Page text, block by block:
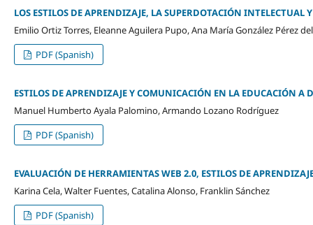
LOS ESTILOS DE APRENDIZAJE, LA SUPERDOTACIÓN INTELECTUAL
Emilio Ortiz Torres, Eleanne Aguilera Pupo, Ana María González Pérez
PDF (Spanish)
ESTILOS DE APRENDIZAJE Y COMUNICACIÓN EN LA EDUCACIÓN A
Manuel Humberto Ayala Palomino, Armando Lozano Rodríguez
PDF (Spanish)
EVALUACIÓN DE HERRAMIENTAS WEB 2.0, ESTILOS DE
Karina Cela, Walter Fuentes, Catalina Alonso, Franklin Sánchez
PDF (Spanish)